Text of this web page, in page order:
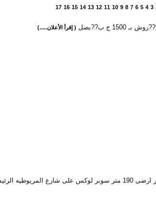
3
4
5
6
7
8
9
10
11
12
13
14
15
16
17
1500 ج ب??يصل ( إقرأ الأعلان.....)
شارع المريوطيه الرئيس